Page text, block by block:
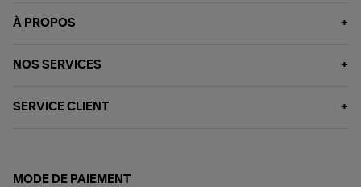
À PROPOS
NOS SERVICES
SERVICE CLIENT
MODE DE PAIEMENT